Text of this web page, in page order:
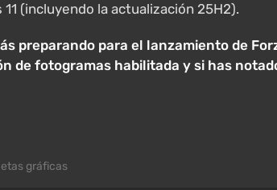
(incluyendo la actualización 25H2).
preparando para el lanzamiento de
de fotogramas habilitada y si has
gráficas